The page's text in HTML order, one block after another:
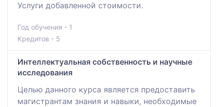
Услуги добавленной стоимости.
Год обучения - 1
Кредитов - 5
Интеллектуальная собственность и научные
исследования
Целью данного курса является предоставить
магистрантам знания и навыки, необходимые